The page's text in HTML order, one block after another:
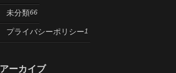
未分類66
プライバシーポリシー1
アーカイブ